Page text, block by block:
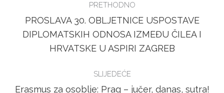
NAVIGATION
PRETHODNO
Previous
post:
PROSLAVA 30. OBLJETNICE USPOSTAVE
DIPLOMATSKIH ODNOSA IZMEĐU ČILEA I
HRVATSKE U ASPIRI ZAGREB
SLIJEDEĆE
Next
Erasmus za osoblje: Prag – jučer, danas, sutra!